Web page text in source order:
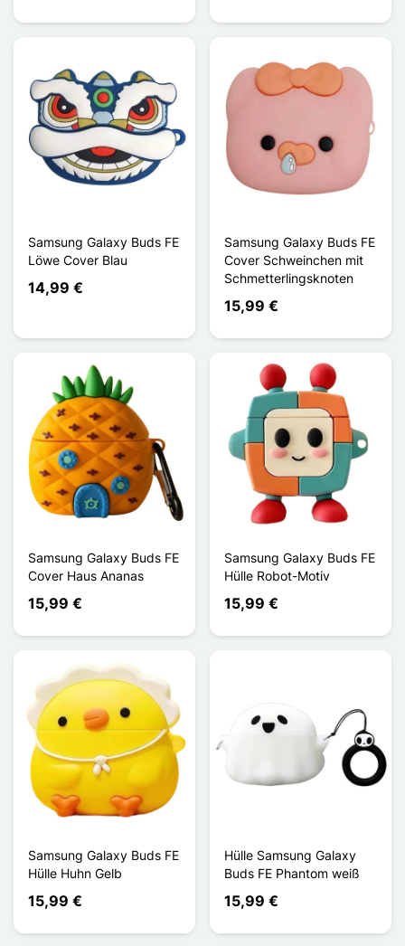
Samsung Galaxy Buds FE
Löwe Cover Blau
14,99 €
Samsung Galaxy Buds FE
Cover Schweinchen mit
Schmetterlingsknoten
15,99 €
Samsung Galaxy Buds FE
Cover Haus Ananas
15,99 €
Samsung Galaxy Buds FE
Hülle Robot-Motiv
15,99 €
Samsung Galaxy Buds FE
Hülle Huhn Gelb
15,99 €
Hülle Samsung Galaxy
Buds FE Phantom weiß
15,99 €